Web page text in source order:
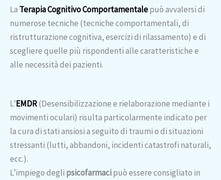
La Terapia Cognitivo Comportamentalepuò avvalersi di
numerose tecniche (tecniche comportamentali, di
ristrutturazione cognitiva, esercizi di rilassamento) e di
scegliere quelle più rispondenti alle caratteristiche e
alle necessità dei pazienti.
L’EMDR(Desensibilizzazione e rielaborazione mediante i
movimenti oculari) risulta particolarmente indicato per
la cura di stati ansiosi a seguito di traumi o di situazioni
stressanti (lutti, abbandoni, incidenti catastrofi naturali,
ecc.).
L’impiego degli psicofarmacipuò essere consigliato in